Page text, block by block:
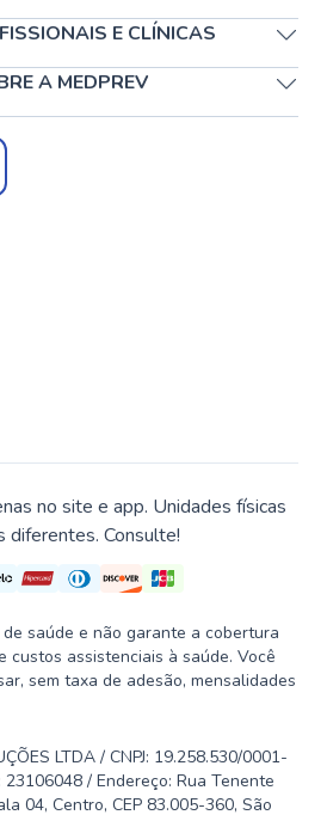
E CLÍNICAS
A MEDPREV
no site e app. Unidades físicas
diferentes. Consulte!
saúde e não garante a cobertura
custos assistenciais à saúde. Você
sem taxa de adesão, mensalidades
LTDA / CNPJ: 19.258.530/0001-
/ Endereço: Rua Tenente
04, Centro, CEP 83.005-360, São